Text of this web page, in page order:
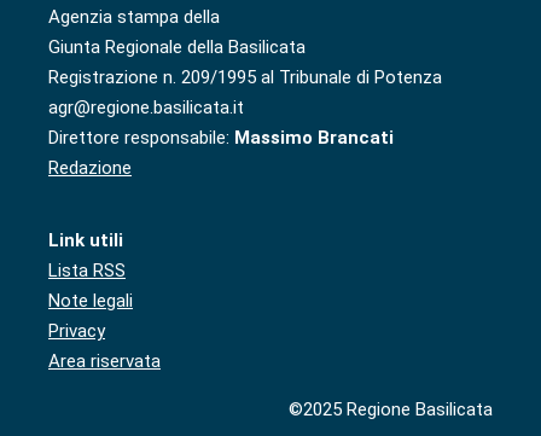
Agenzia stampa della
Giunta Regionale della Basilicata
Registrazione n. 209/1995 al Tribunale di Potenza
agr@regione.basilicata.it
Direttore responsabile: Massimo Brancati
Redazione
Link utili
Lista RSS
Note legali
Privacy
Area riservata
©2025 Regione Basilicata